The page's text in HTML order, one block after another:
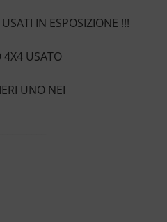
IN ESPOSIZIONE !!!
4X4 USATO
UNO NEI